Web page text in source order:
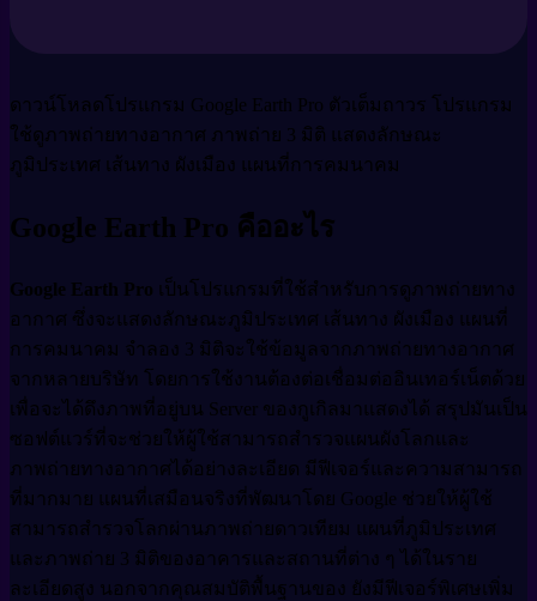
ดาวน์โหลดโปรแกรม Google Earth Pro ตัวเต็มถาวร โปรแกรม
ใช้ดูภาพถ่ายทางอากาศ ภาพถ่าย 3 มิติ แสดงลักษณะ
ภูมิประเทศ เส้นทาง ผังเมือง แผนที่การคมนาคม
Google Earth Pro คืออะไร
Google Earth Pro เป็นโปรแกรมที่ใช้สำหรับการดูภาพถ่ายทาง
อากาศ ซึ่งจะแสดงลักษณะภูมิประเทศ เส้นทาง ผังเมือง แผนที่
การคมนาคม จำลอง 3 มิติจะใช้ข้อมูลจากภาพถ่ายทางอากาศ
จากหลายบริษัท โดยการใช้งานต้องต่อเชื่อมต่ออินเทอร์เน็ตด้วย
เพื่อจะได้ดึงภาพที่อยู่บน Server ของกูเกิลมาแสดงได้ สรุปมันเป็น
ซอฟต์แวร์ที่จะช่วยให้ผู้ใช้สามารถสำรวจแผนผังโลกและ
ภาพถ่ายทางอากาศได้อย่างละเอียด มีฟีเจอร์และความสามารถ
ที่มากมาย แผนที่เสมือนจริงที่พัฒนาโดย Google ช่วยให้ผู้ใช้
สามารถสำรวจโลกผ่านภาพถ่ายดาวเทียม แผนที่ภูมิประเทศ
และภาพถ่าย 3 มิติของอาคารและสถานที่ต่าง ๆ ได้ในราย
ละเอียดสูง นอกจากคุณสมบัติพื้นฐานของ ยังมีฟีเจอร์พิเศษเพิ่ม